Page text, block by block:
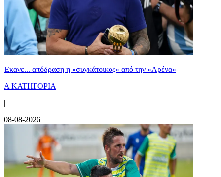
Έκανε... απόδραση η «συγκάτοικος» από την «Αρένα»
Α ΚΑΤΗΓΟΡΙΑ
|
08-08-2026